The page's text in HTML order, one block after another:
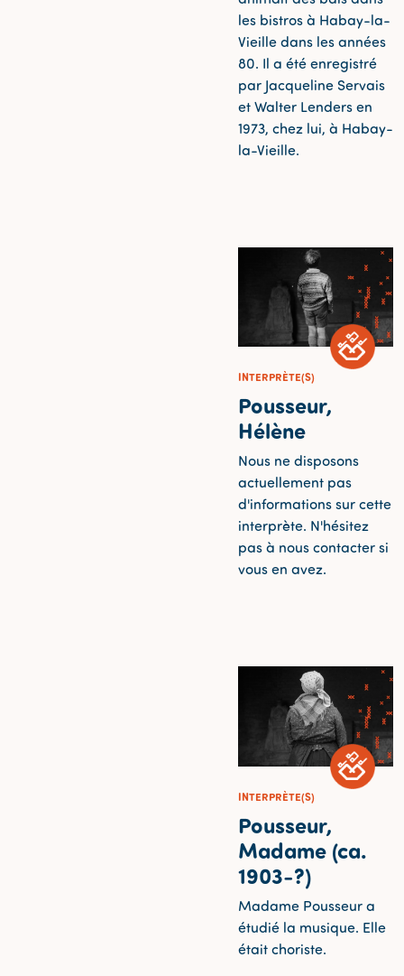
les bistros à Habay-la-
Vieille dans les années
80. Il a été enregistré
par Jacqueline Servais
et Walter Lenders en
1973, chez lui, à Habay-
la-Vieille.
INTERPRÈTE(S)
Pousseur,
Hélène
Nous ne disposons
actuellement pas
d'informations sur cette
interprète. N'hésitez
pas à nous contacter si
vous en avez.
INTERPRÈTE(S)
Pousseur,
Madame (ca.
1903-?)
Madame Pousseur a
étudié la musique. Elle
était choriste.